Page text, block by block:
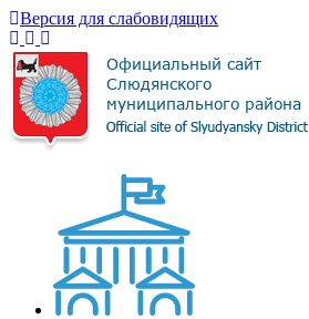
Версия для слабовидящих